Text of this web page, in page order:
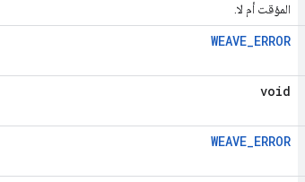
المؤقت أم لا.
WEAVE_ERROR
void
WEAVE_ERROR